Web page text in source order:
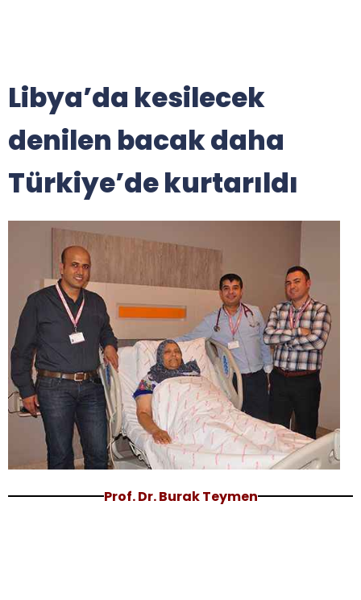
Libya’da kesilecek
denilen bacak daha
Türkiye’de kurtarıldı
Prof. Dr. Burak Teymen